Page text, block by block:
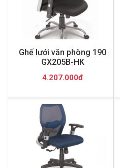
Ghế lưới văn phòng 190
GX205B-HK
4.207.000đ